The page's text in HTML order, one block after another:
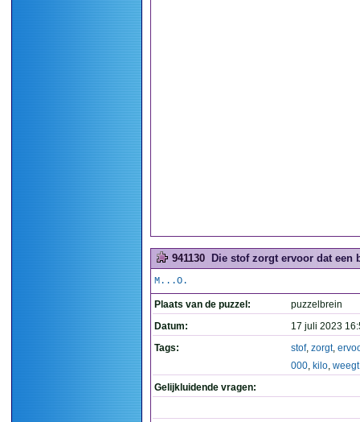
941130 Die stof zorgt ervoor dat een
M...O.
Plaats van de puzzel:
puzzelbrein
Datum:
17 juli 2023
Tags:
stof, zorgt,
000, kilo, weegt
Gelijkluidende vragen: